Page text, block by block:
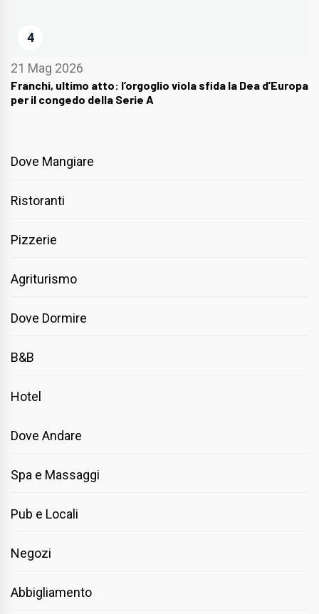
4
21 Mag 2026
Franchi, ultimo atto: l’orgoglio viola sfida la Dea d’Europa
per il congedo della Serie A
Dove Mangiare
Ristoranti
Pizzerie
Agriturismo
Dove Dormire
B&B
Hotel
Dove Andare
Spa e Massaggi
Pub e Locali
Negozi
Abbigliamento